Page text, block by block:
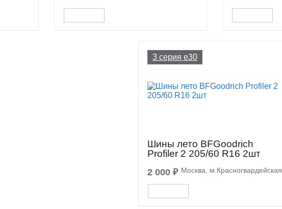
3 серия e30
Шины лето BFGoodrich
Profiler 2 205/60 R16 2шт
Москва, м.Красногвардейская
2 000 ₽